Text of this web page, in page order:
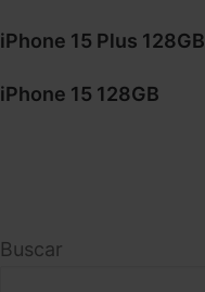
iPhone 15 Plus 128GB
iPhone 15 128GB
Buscar